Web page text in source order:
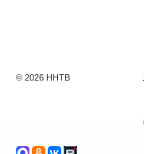
© 2026 ННТВ